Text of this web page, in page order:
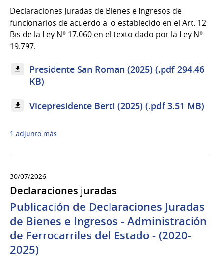
Declaraciones Juradas de Bienes e Ingresos de
funcionarios de acuerdo a lo establecido en el Art. 12
Bis de la Ley Nº 17.060 en el texto dado por la Ley Nº
19.797.
Presidente San Roman (2025) (.pdf 294.46
KB)
Vicepresidente Berti (2025) (.pdf 3.51 MB)
1 adjunto más
30/07/2026
Declaraciones juradas
Publicación de Declaraciones Juradas
de Bienes e Ingresos - Administración
de Ferrocarriles del Estado - (2020-
2025)